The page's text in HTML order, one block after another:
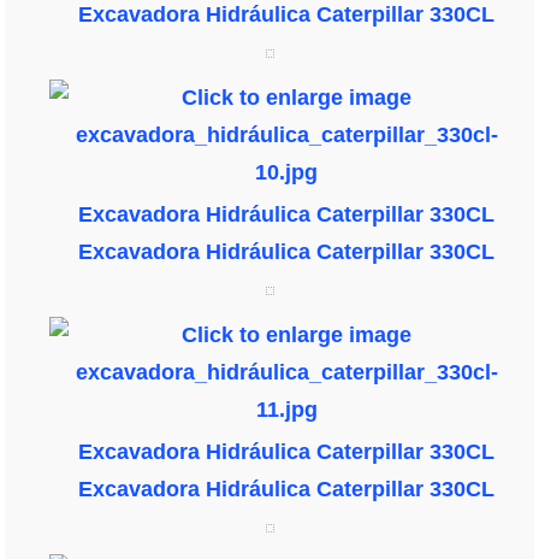
Excavadora Hidráulica Caterpillar 330CL
Excavadora Hidráulica Caterpillar 330CL
Excavadora Hidráulica Caterpillar 330CL
Excavadora Hidráulica Caterpillar 330CL
Excavadora Hidráulica Caterpillar 330CL